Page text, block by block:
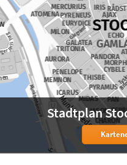
Stadtplan